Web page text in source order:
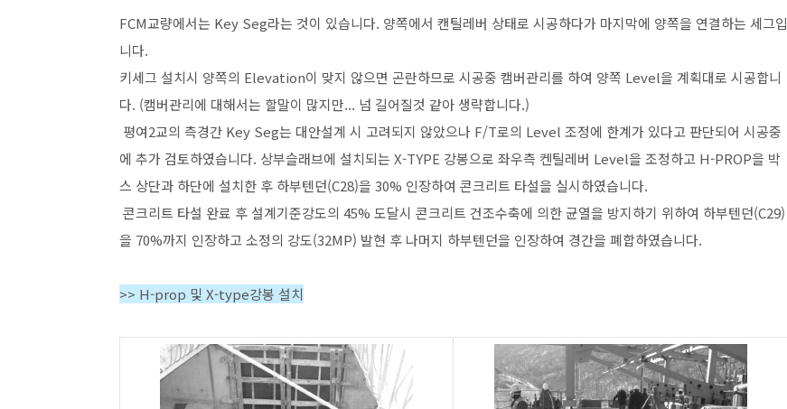
FCM교량에서는 Key Seg라는 것이 있습니다. 양쪽에서 캔틸레버 상태로 시공하다가 마지막에 양쪽을 연결하는 세그입
니다.
키세그 설치시 양쪽의 Elevation이 맞지 않으면 곤란하므로 시공중 캠버관리를 하여 양쪽 Level을 계획대로 시공합니
다. (캠버관리에 대해서는 할말이 많지만... 넘 길어질것 같아 생략합니다.)
평여2교의 측경간 Key Seg는 대안설계 시 고려되지 않았으나 F/T로의 Level 조정에 한계가 있다고 판단되어 시공중
에 추가 검토하였습니다. 상부슬래브에 설치되는 X-TYPE 강봉으로 좌우측 켄틸레버 Level을 조정하고 H-PROP을 박
스 상단과 하단에 설치한 후 하부텐던(C28)을 30% 인장하여 콘크리트 타설을 실시하였습니다.
콘크리트 타설 완료 후 설계기준강도의 45% 도달시 콘크리트 건조수축에 의한 균열을 방지하기 위하여 하부텐던(C29)
을 70%까지 인장하고 소정의 강도(32MP) 발현 후 나머지 하부텐던을 인장하여 경간을 폐합하였습니다.
>> H-prop 및 X-type강봉 설치